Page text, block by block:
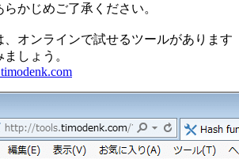
かじめご了承ください。
オンラインで試せるツールがあります
しょう。